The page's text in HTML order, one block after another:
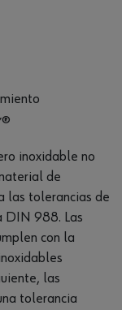
inoxidable no
de
las tolerancias de
DIN 988. Las
con la
las
tolerancia